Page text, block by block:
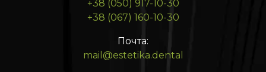
+38 (050) 917-10-30
+38 (067) 160-10-30
Почта:
mail@estetika.dental